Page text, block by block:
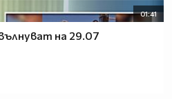
01:41
на 29.07